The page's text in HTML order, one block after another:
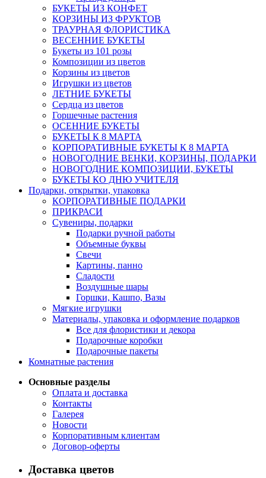
БУКЕТЫ ИЗ КОНФЕТ
КОРЗИНЫ ИЗ ФРУКТОВ
ТРАУРНАЯ ФЛОРИСТИКА
ВЕСЕННИЕ БУКЕТЫ
Букеты из 101 розы
Композиции из цветов
Корзины из цветов
Игрушки из цветов
ЛЕТНИЕ БУКЕТЫ
Сердца из цветов
Горшечные растения
ОСЕННИЕ БУКЕТЫ
БУКЕТЫ К 8 МАРТА
КОРПОРАТИВНЫЕ БУКЕТЫ К 8 МАРТА
НОВОГОДНИЕ ВЕНКИ, КОРЗИНЫ, ПОДАРКИ
НОВОГОДНИЕ КОМПОЗИЦИИ, БУКЕТЫ
БУКЕТЫ КО ДНЮ УЧИТЕЛЯ
Подарки, открытки, упаковка
КОРПОРАТИВНЫЕ ПОДАРКИ
ПРИКРАСИ
Сувениры, подарки
Подарки ручной работы
Объемные буквы
Свечи
Картины, панно
Сладости
Воздушные шары
Горшки, Кашпо, Вазы
Мягкие игрушки
Материалы, упаковка и оформление подарков
Все для флористики и декора
Подарочные коробки
Подарочные пакеты
Комнатные растения
Основные разделы
Оплата и доставка
Контакты
Галерея
Новости
Корпоративным клиентам
Договор-оферты
Доставка цветов